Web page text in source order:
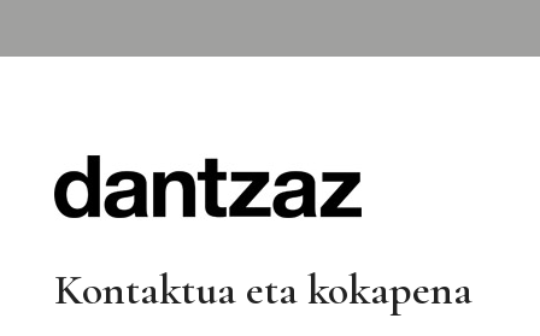
Kontaktua eta kokapena